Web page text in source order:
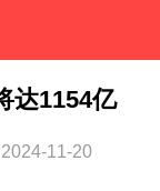
达1154亿
2024-11-20